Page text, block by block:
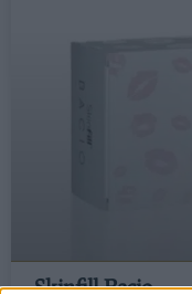
Skinfill Bacio